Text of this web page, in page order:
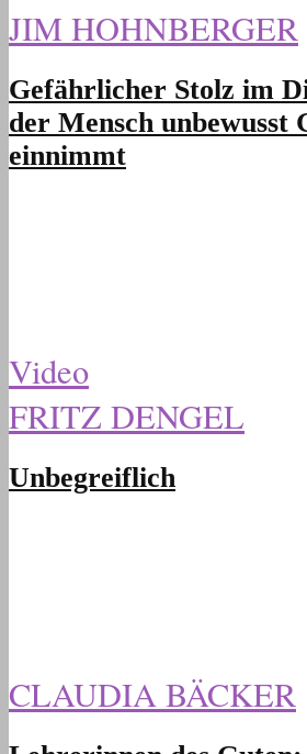
JIM HOHNBERGER
Gefährlicher Stolz im
der Mensch unbewusst
einnimmt
Video
FRITZ DENGEL
Unbegreiflich
CLAUDIA BÄCKER